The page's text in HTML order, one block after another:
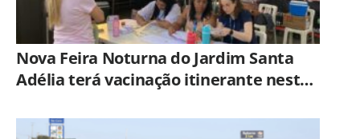
Nova Feira Noturna do Jardim Santa
Adélia terá vacinação itinerante nesta